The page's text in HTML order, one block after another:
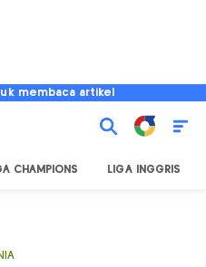
membaca artikel
CHAMPIONS LIGA INGGRIS